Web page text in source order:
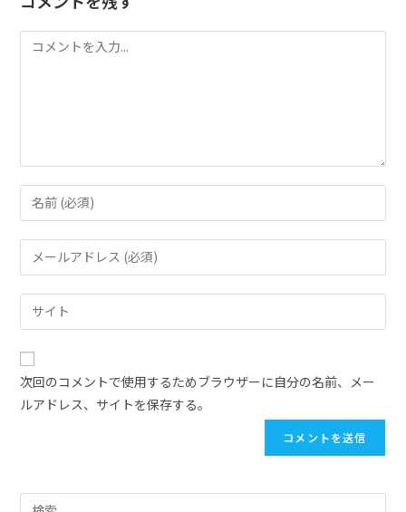
次回のコメントで使用するためブラウザーに自分の名前、メー
ルアドレス、サイトを保存する。